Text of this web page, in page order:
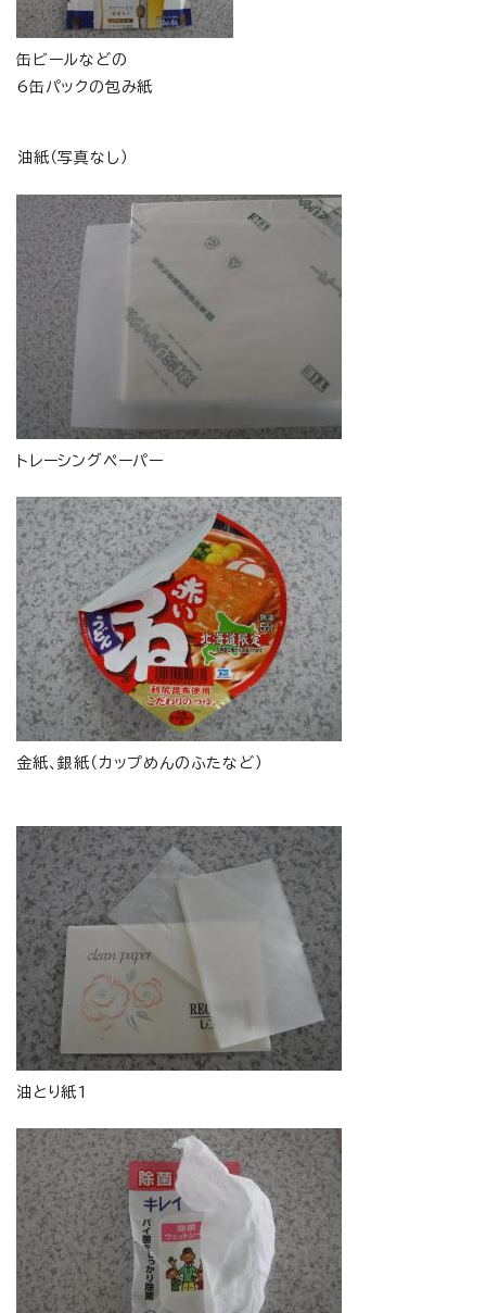
缶ビールなどの
6缶パックの包み紙
油紙（写真なし）
トレーシングペーパー
金紙、銀紙（カップめんのふたなど）
油とり紙1